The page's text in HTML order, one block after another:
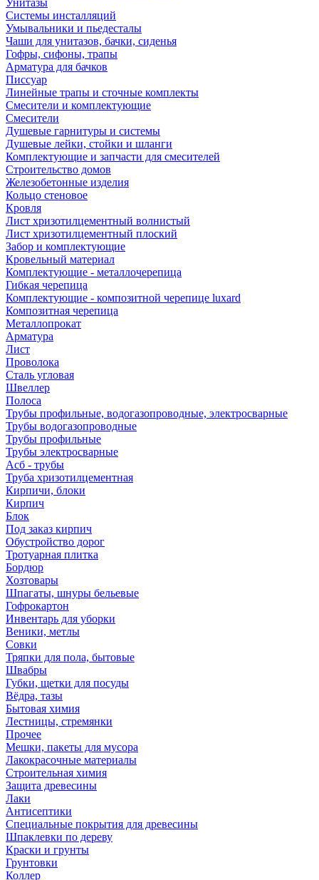
Унитазы
Системы инсталляций
Умывальники и пьедесталы
Чаши для унитазов, бачки, сиденья
Гофры, сифоны, трапы
Арматура для бачков
Писсуар
Линейные трапы и сточные комплекты
Смесители и комплектующие
Смесители
Душевые гарнитуры и системы
Душевые лейки, стойки и шланги
Комплектующие и запчасти для смесителей
Строительство домов
Железобетонные изделия
Кольцо стеновое
Кровля
Лист хризотилцементный волнистый
Лист хризотилцементный плоский
Забор и комплектующие
Кровельный материал
Комплектующие - металлочерепица
Гибкая черепица
Комплектующие - композитной черепице luxard
Композитная черепица
Металлопрокат
Арматура
Лист
Проволока
Сталь угловая
Швеллер
Полоса
Трубы профильные, водогазопроводные, электросварные
Трубы водогазопроводные
Трубы профильные
Трубы электросварные
Асб - трубы
Труба хризотилцементная
Кирпичи, блоки
Кирпич
Блок
Под заказ кирпич
Обустройство дорог
Тротуарная плитка
Бордюр
Хозтовары
Шпагаты, шнуры бельевые
Гофрокартон
Инвентарь для уборки
Веники, метлы
Совки
Тряпки для пола, бытовые
Швабры
Губки, щетки для посуды
Вёдра, тазы
Бытовая химия
Лестницы, стремянки
Прочее
Мешки, пакеты для мусора
Лакокрасочные материалы
Строительная химия
Защита древесины
Лаки
Антисептики
Специальные покрытия для древесины
Шпаклевки по дереву
Краски и грунты
Грунтовки
Коллер